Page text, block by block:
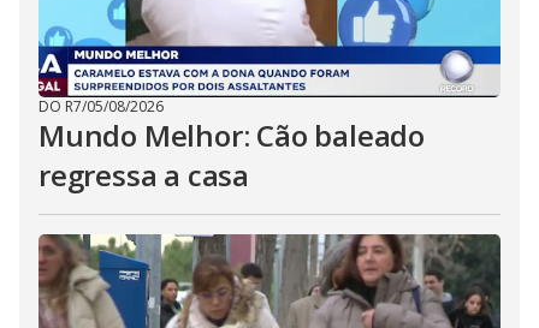
DO R7/05/08/2026
Mundo Melhor: Cão baleado
regressa a casa